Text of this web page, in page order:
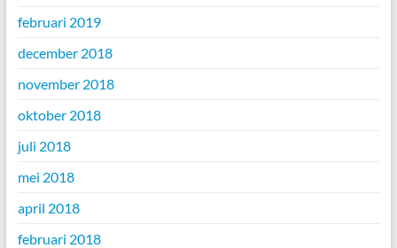
februari 2019
december 2018
november 2018
oktober 2018
juli 2018
mei 2018
april 2018
februari 2018